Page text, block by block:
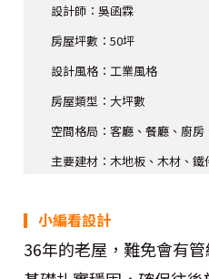
設計師 ：吳函霖
房屋坪數：50坪
設計風格：工業風格
房屋類型：大坪數
空間格局：客廳、餐廳、廚
主要建材：木地板、木材、
▎小編看設計
36年的老屋，難免會有